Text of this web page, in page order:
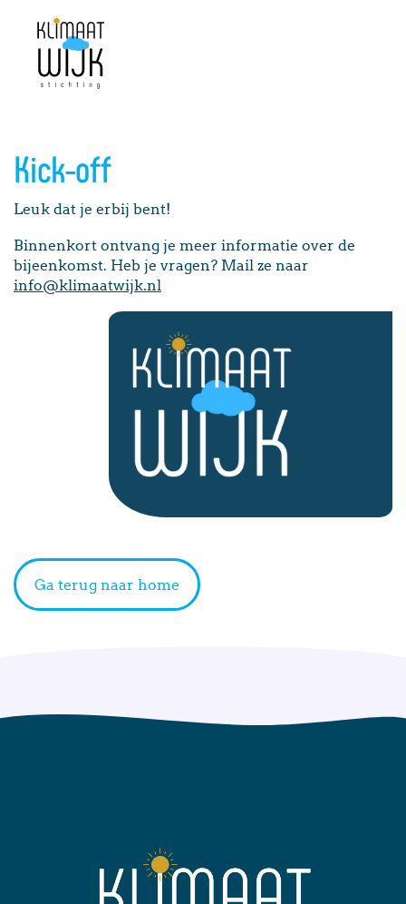
Kick-off
Leuk dat je erbij bent!
Binnenkort ontvang je meer informatie over de
bijeenkomst. Heb je vragen? Mail ze naar
info@klimaatwijk.nl
Ga terug naar home